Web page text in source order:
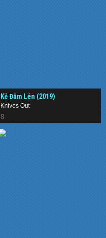
Kẻ Đâm Lén (2019)
Knives Out
8